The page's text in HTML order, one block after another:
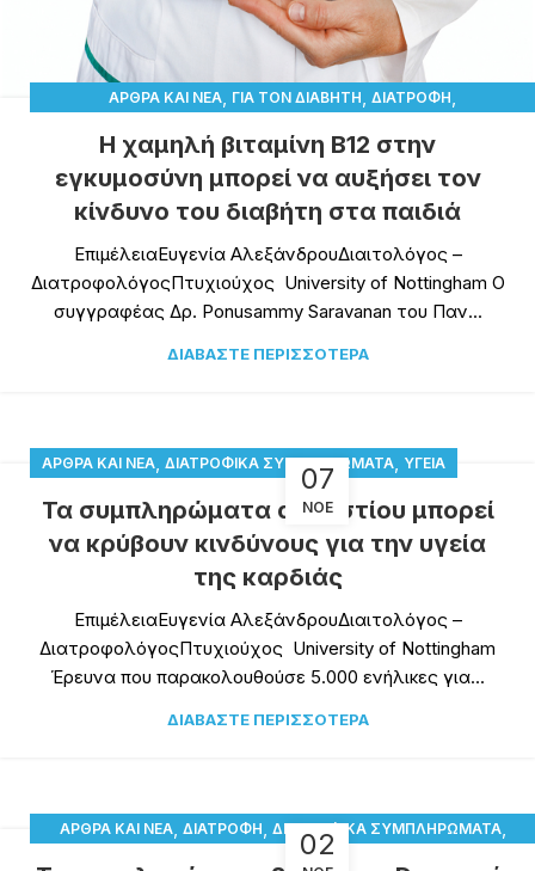
ΆΡΘΡΑ ΚΑΙ ΝΈΑ ΓΙΑ ΤΟΝ ΔΙΑΒΉΤΗ ΔΙΑΤΡΟΦΉ
Η χαμηλή βιταμίνη Β12 στην
εγκυμοσύνη μπορεί να αυξήσει τον
κίνδυνο του διαβήτη στα παιδιά
ΕπιμέλειαΕυγενία ΑλεξάνδρουΔιαιτολόγος –
ΔιατροφολόγοςΠτυχιούχος University of Nottingham Ο
συγγραφέας Δρ. Ponusammy Saravanan του Παν...
ΔΙΑΒΆΣΤΕ ΠΕΡΙΣΣΌΤΕΡΑ
07
ΝΟΈ
ΆΡΘΡΑ ΚΑΙ ΝΈΑ ΔΙΑΤΡΟΦΙΚΆ ΣΥΜΠΛΗΡΏΜΑΤΑ ΥΓΕΊΑ
Τα συμπληρώματα ασβεστίου μπορεί
να κρύβουν κινδύνους για την υγεία
της καρδιάς
ΕπιμέλειαΕυγενία ΑλεξάνδρουΔιαιτολόγος –
ΔιατροφολόγοςΠτυχιούχος University of Nottingham
Έρευνα που παρακολουθούσε 5.000 ενήλικες για...
ΔΙΑΒΆΣΤΕ ΠΕΡΙΣΣΌΤΕΡΑ
02
ΆΡΘΡΑ ΚΑΙ ΝΈΑ, ΔΙΑΤΡΟΦΉ ΔΙΑΤΡΟΦΙΚΆ ΣΥΜΠΛΗΡΏΜΑΤΑ,
ΠΑΡΑΤΗΡΗΤΉΡΙΟ ΒΙΤΑΜΊΝΗΣ D